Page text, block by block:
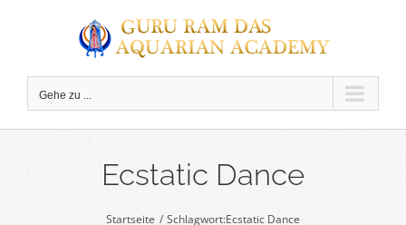
Gehe zu ...
Ecstatic Dance
Startseite Schlagwort:Ecstatic Dance